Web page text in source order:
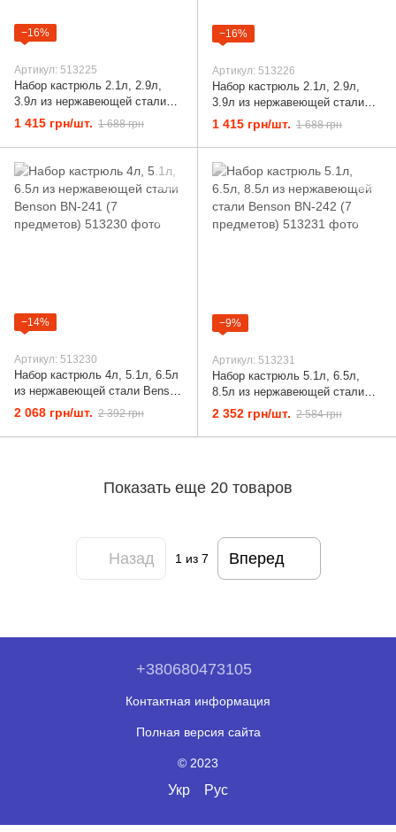
−16%
Артикул: 513225
Набор кастрюль 2.1л, 2.9л,
3.9л из нержавеющей стали
Benson BN-205 (6 предметов)
1 415 грн/шт. 1 688 грн
−16%
Артикул: 513226
Набор кастрюль 2.1л, 2.9л,
3.9л из нержавеющей стали
Benson BN-209 (6 предметов)
1 415 грн/шт. 1 688 грн
−14%
Артикул: 513230
Набор кастрюль 4л, 5.1л, 6.5л
из нержавеющей стали Benson
BN-241 (7 предметов)
2 068 грн/шт. 2 392 грн
−9%
Артикул: 513231
Набор кастрюль 5.1л, 6.5л,
8.5л из нержавеющей стали
Benson BN-242 (7 предметов)
2 352 грн/шт. 2 584 грн
Показать еще 20 товаров
Назад 1из 7 Вперед
+380680473105
Контактная информация
Полная версия сайта
© 2023
Укр Рус